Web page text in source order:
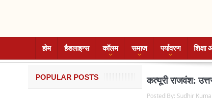
होम हैडलाइन्स कॉलम समाज पर्यावरण शिक्षा
कत्यूरी राजवंश:
Posted By: Sudhir
POPULAR POSTS